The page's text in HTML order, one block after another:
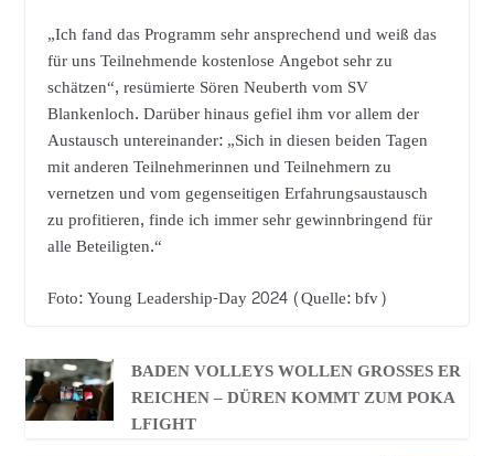
„Ich fand das Programm sehr ansprechend und weiß das
für uns Teilnehmende kostenlose Angebot sehr zu
schätzen“, resümierte Sören Neuberth vom SV
Blankenloch. Darüber hinaus gefiel ihm vor allem der
Austausch untereinander: „Sich in diesen beiden Tagen
mit anderen Teilnehmerinnen und Teilnehmern zu
vernetzen und vom gegenseitigen Erfahrungsaustausch
zu profitieren, finde ich immer sehr gewinnbringend für
alle Beteiligten.“
Foto: Young Leadership-Day 2024 (Quelle: bfv)
BADEN VOLLEYS WOLLEN GROSSES ERR
EICHEN – DÜREN KOMMT ZUM POKAL
FIGHT